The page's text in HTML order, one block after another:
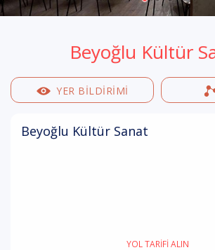
Beyoğlu Kültür
YER BILDIRIMI
Beyoğlu Kültür Sanat
YOL TARIFI ALIN